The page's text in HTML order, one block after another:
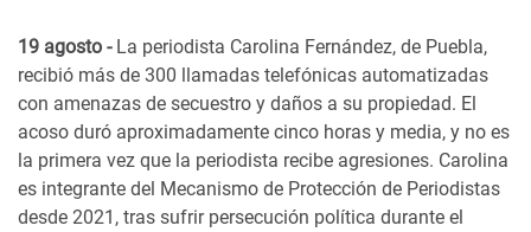
19 agosto - La periodista Carolina Fernández, de Puebla,
recibió más de 300 llamadas telefónicas automatizadas
con amenazas de secuestro y daños a su propiedad. El
acoso duró aproximadamente cinco horas y media, y no es
la primera vez que la periodista recibe agresiones. Carolina
es integrante del Mecanismo de Protección de Periodistas
desde 2021, tras sufrir persecución política durante el